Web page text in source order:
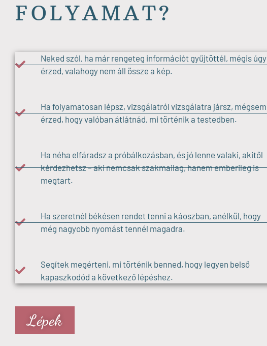
FOLYAMAT?
Neked szól, ha már rengeteg információt gyűjtöttél, mégis úgy
érzed, valahogy nem áll össze a kép.
Ha folyamatosan lépsz, vizsgálatról vizsgálatra jársz, mégsem
érzed, hogy valóban átlátnád, mi történik a testedben.
Ha néha elfáradsz a próbálkozásban, és jó lenne valaki, akitől
kérdezhetsz – aki nemcsak szakmailag, hanem emberileg is
megtart.
Ha szeretnél békésen rendet tenni a káoszban, anélkül, hogy
még nagyobb nyomást tennél magadra.
Segítek megérteni, mi történik benned, hogy legyen belső
kapaszkodód a következő lépéshez.
Lépek